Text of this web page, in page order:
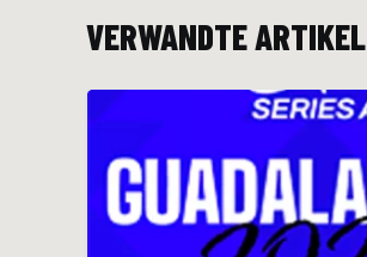
VERWANDTE ARTIKEL